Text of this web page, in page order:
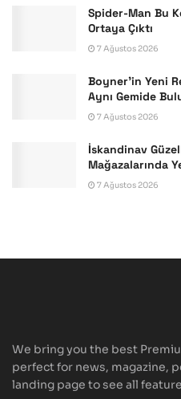
Spider-Man Bu
Ortaya Çıktı
7 Ağustos 2026
Boyner’in Yeni
Aynı Gemide
7 Ağustos 2026
İskandinav
Mağazalarında
7 Ağustos 2026
We bring you the best
perfect for news, magazine,
landing page to see all